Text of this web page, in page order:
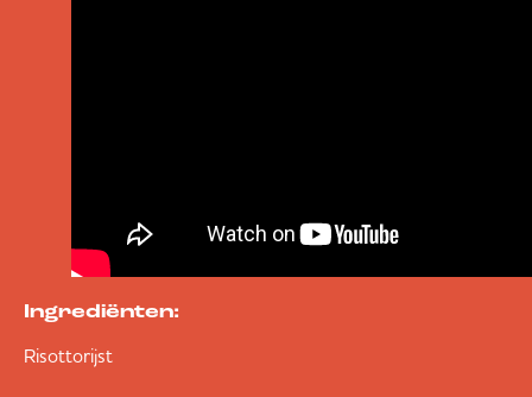
Ingrediënten:
Risottorijst